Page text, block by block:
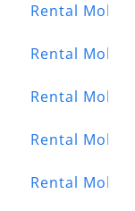
Rental Mobil
Rental Mobil
Rental Mobil
Rental Mobil
Rental Mobil